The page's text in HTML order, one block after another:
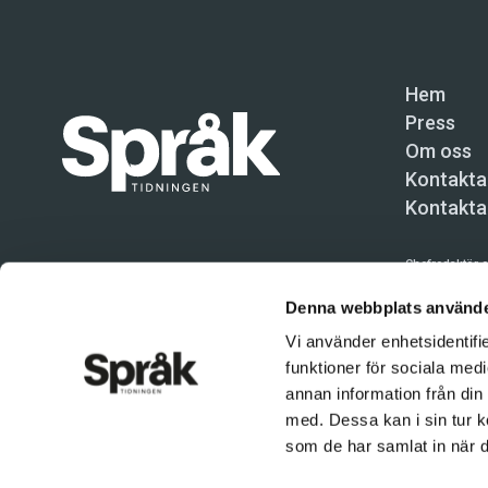
Denna webbplats
Vi använder
funktioner för sociala
annan information från
med. Dessa kan i sin tur
som de har samlat in när
Hem
Press
Om oss
Chefredaktör
Kundtjänst
Användning
tillåten.